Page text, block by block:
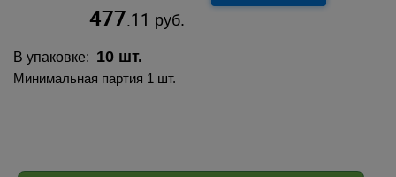
477.11 руб.
В упаковке: 10 шт.
Минимальная партия 1 шт.